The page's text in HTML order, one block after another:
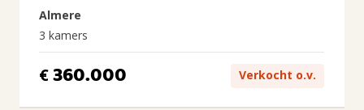
Almere
3 kamers
€360.000 Verkocht o.v.